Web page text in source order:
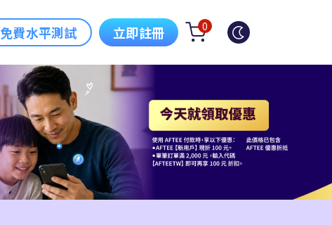
免費水平測試 立即註冊 0